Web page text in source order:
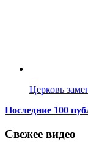
Церковь
Последние 100
Свежее видео